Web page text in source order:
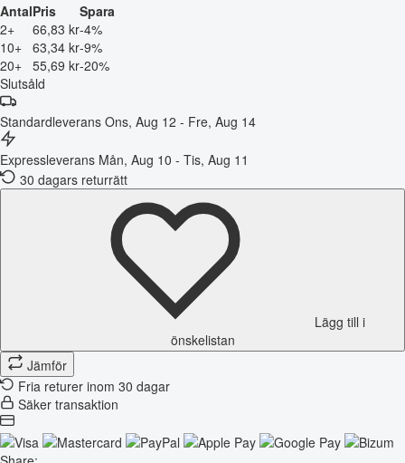
AntalPris
Spara
2+
66,83 kr-4%
10+ 63,34 kr-9%
20+ 55,69 kr-20%
Slutsåld
Standardleverans Ons, Aug 12 - Fre, Aug 14
Expressleverans Mån, Aug 10 - Tis, Aug 11
30 dagars returrätt
Lägg till i
önskelistan
Jämför
Fria returer inom 30 dagar
Säker transaktion